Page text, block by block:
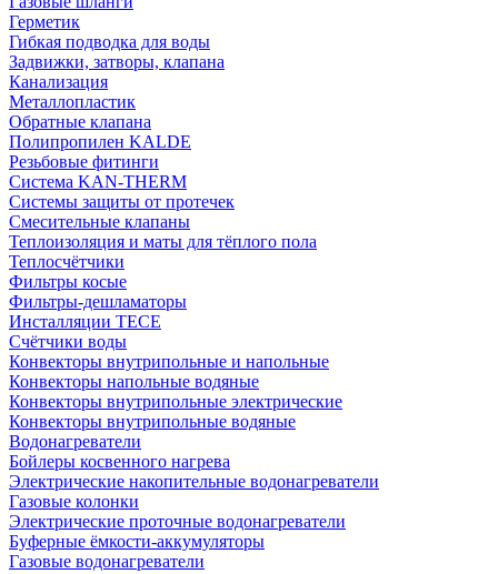
Герметик
Гибкая подводка для воды
Задвижки, затворы, клапана
Канализация
Металлопластик
Обратные клапана
Полипропилен KALDE
Резьбовые фитинги
Система KAN-THERM
Системы защиты от протечек
Смесительные клапаны
Теплоизоляция и маты для тёплого пола
Теплосчётчики
Фильтры косые
Фильтры-дешламаторы
Инсталляции TECE
Счётчики воды
Конвекторы внутрипольные и напольные
Конвекторы напольные водяные
Конвекторы внутрипольные электрические
Конвекторы внутрипольные водяные
Водонагреватели
Бойлеры косвенного нагрева
Электрические накопительные водонагреватели
Газовые колонки
Электрические проточные водонагреватели
Буферные ёмкости-аккумуляторы
Газовые водонагреватели